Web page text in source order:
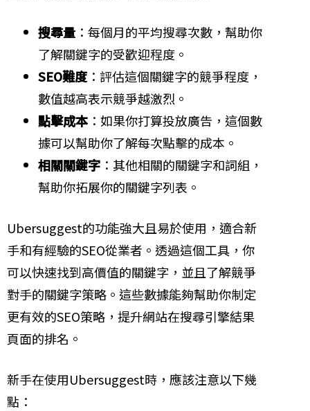
搜尋量 ：每個月的平均搜尋次數，幫助你
了解關鍵字的受歡迎程度。
SEO難度 ：評估這個關鍵字的競爭程度，
數值越高表示競爭越激烈。
點擊成本：如果你打算投放廣告，這個數
據可以幫助你了解每次點擊的成本。
相關關鍵字 ：其他相關的關鍵字和詞組，
幫助你拓展你的關鍵字列表。
Ubersuggest的功能強大且易於使用，適合新
手和有經驗的SEO從業者。透過這個工具，你
可以快速找到高價值的關鍵字，並且了解競爭
對手的關鍵字策略。這些數據能夠幫助你制定
更有效的SEO策略，提升網站在搜尋引擎結果
頁面的排名。
新手在使用Ubersuggest時，應該注意以下幾
點：